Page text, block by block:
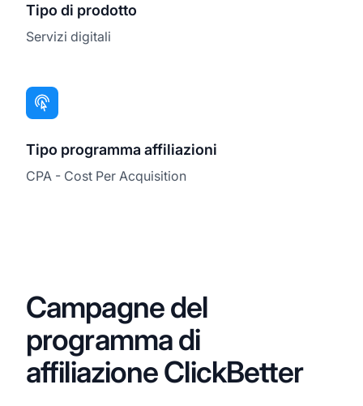
Tipo di prodotto
Servizi digitali
Tipo programma affiliazioni
CPA - Cost Per Acquisition
Campagne del
programma di
affiliazione ClickBetter